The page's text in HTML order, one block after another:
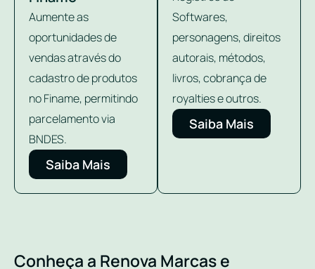
Aumente as
oportunidades de
vendas através do
cadastro de produtos
no Finame, permitindo
parcelamento via
BNDES.
Saiba Mais
Softwares,
personagens, direitos
autorais, métodos,
livros, cobrança de
royalties e outros.
Saiba Mais
Conheça a Renova Marcas e